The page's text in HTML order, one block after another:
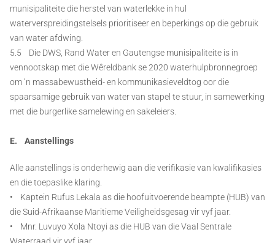
munisipaliteite die herstel van waterlekke in hul
waterverspreidingstelsels prioritiseer en beperkings op die gebruik
van water afdwing.
5.5 Die DWS, Rand Water en Gautengse munisipaliteite is in
vennootskap met die Wêreldbank se 2020 waterhulpbronnegroep
om ’n massabewustheid- en kommunikasieveldtog oor die
spaarsamige gebruik van water van stapel te stuur, in samewerking
met die burgerlike samelewing en sakeleiers.
E. Aanstellings
Alle aanstellings is onderhewig aan die verifikasie van kwalifikasies
en die toepaslike klaring.
• Kaptein Rufus Lekala as die hoofuitvoerende beampte (HUB) van
die Suid-Afrikaanse Maritieme Veiligheidsgesag vir vyf jaar.
• Mnr. Luvuyo Xola Ntoyi as die HUB van die Vaal Sentrale